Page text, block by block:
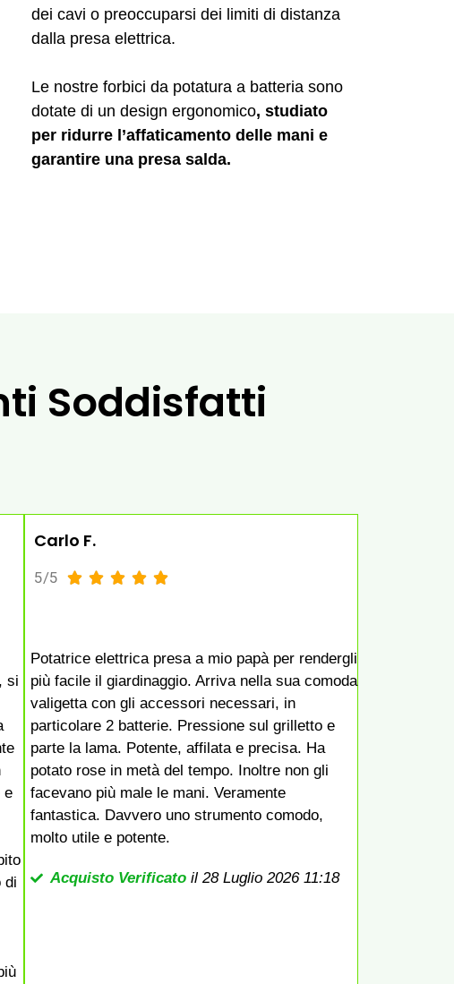
dei cavi o preoccuparsi dei limiti di distanza
dalla presa elettrica.
Le nostre forbici da potatura a batteria sono
dotate di un design ergonomico, studiato
per ridurre l’affaticamento delle mani e
garantire una presa salda.
Soddisfatti
si
e
di
Carlo F.
5/5     
Potatrice elettrica presa a mio papà per rendergli
più facile il giardinaggio. Arriva nella sua comoda
valigetta con gli accessori necessari, in
particolare 2 batterie. Pressione sul grilletto e
parte la lama. Potente, affilata e precisa. Ha
potato rose in metà del tempo. Inoltre non gli
facevano più male le mani. Veramente
fantastica. Davvero uno strumento comodo,
molto utile e potente.
Acquisto Verificato il 28 Luglio 2026 11:18